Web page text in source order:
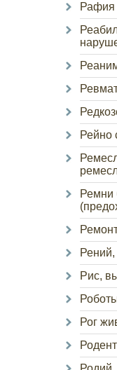
Рафия
Рейно
Ремни
Рис,
Рог